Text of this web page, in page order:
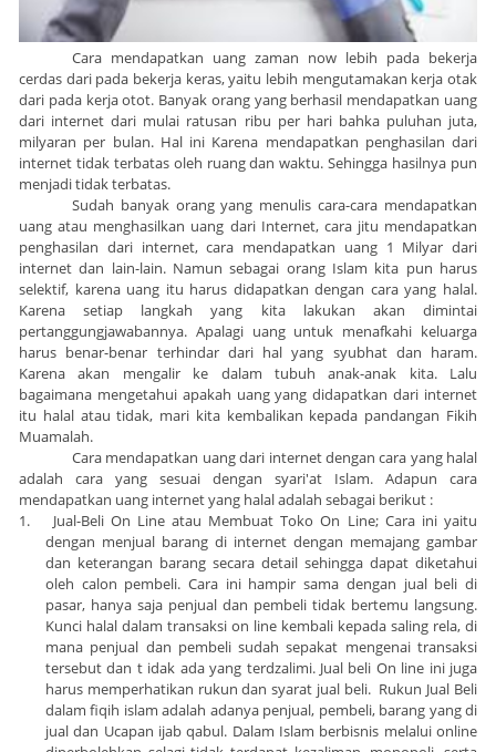
Cara mendapatkan uang zaman now lebih pada bekerja
cerdas dari pada bekerja keras, yaitu lebih mengutamakan kerja otak
dari pada kerja otot. Banyak orang yang berhasil mendapatkan uang
dari internet dari mulai ratusan ribu per hari bahka puluhan juta,
milyaran per bulan. Hal ini Karena mendapatkan penghasilan dari
internet tidak terbatas oleh ruang dan waktu. Sehingga hasilnya pun
menjadi tidak terbatas.
Sudah banyak orang yang menulis cara-cara mendapatkan
uang atau menghasilkan uang dari Internet, cara jitu mendapatkan
penghasilan dari internet, cara mendapatkan uang 1 Milyar dari
internet dan lain-lain. Namun sebagai orang Islam kita pun harus
selektif, karena uang itu harus didapatkan dengan cara yang halal.
Karena setiap langkah yang kita lakukan akan dimintai
pertanggungjawabannya. Apalagi uang untuk menafkahi keluarga
harus benar-benar terhindar dari hal yang syubhat dan haram.
Karena akan mengalir ke dalam tubuh anak-anak kita. Lalu
bagaimana mengetahui apakah uang yang didapatkan dari internet
itu halal atau tidak, mari kita kembalikan kepada pandangan Fikih
Muamalah.
Cara mendapatkan uang dari internet dengan cara yang halal
adalah cara yang sesuai dengan syari'at Islam. Adapun cara
mendapatkan uang internet yang halal adalah sebagai berikut :
1.
Jual-Beli On Line atau Membuat Toko On Line; Cara ini yaitu
dengan menjual barang di internet dengan memajang gambar
dan keterangan barang secara detail sehingga dapat diketahui
oleh calon pembeli. Cara ini hampir sama dengan jual beli di
pasar, hanya saja penjual dan pembeli tidak bertemu langsung.
Kunci halal dalam transaksi on line kembali kepada saling rela, di
mana penjual dan pembeli sudah sepakat mengenai transaksi
tersebut dan t idak ada yang terdzalimi. Jual beli On line ini juga
harus memperhatikan rukun dan syarat jual beli. Rukun Jual Beli
dalam fiqih islam adalah adanya penjual, pembeli, barang yang di
jual dan Ucapan ijab qabul. Dalam Islam berbisnis melalui online